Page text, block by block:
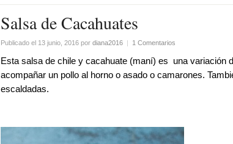
Salsa de Cacahuates
Publicado el 13 junio, 2016por diana2016 | 1 Comentarios
Esta salsa de chile y cacahuate (maní) es una variación
acompañar un pollo al horno o asado o camarones.
escaldadas.